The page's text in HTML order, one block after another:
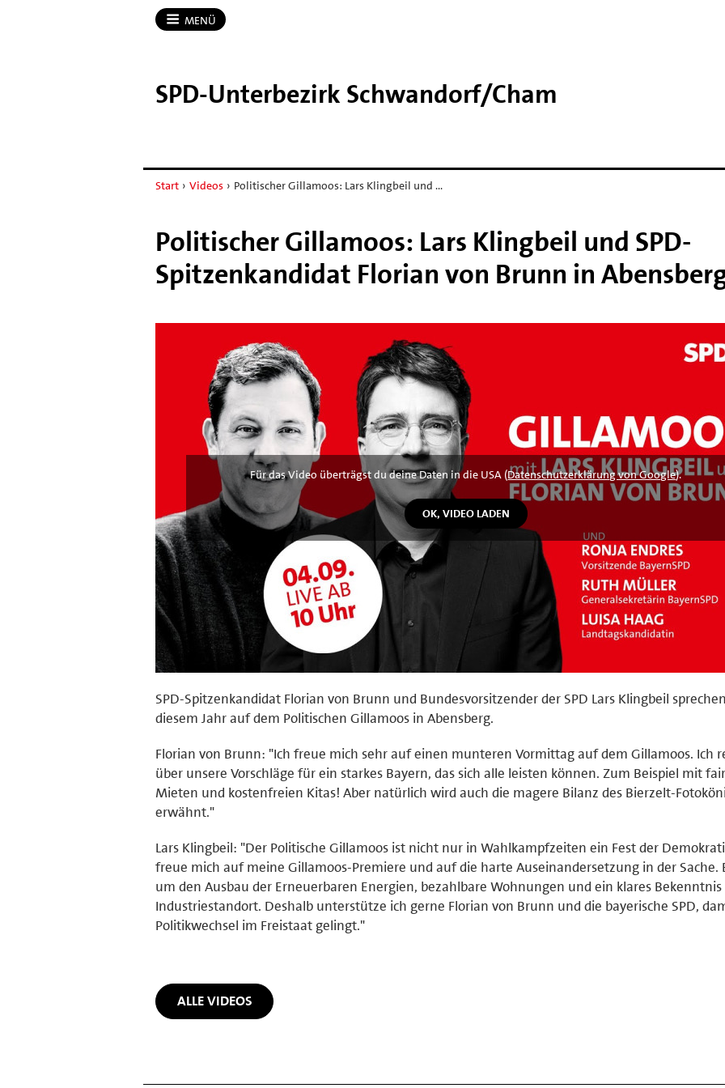
MENÜ
SPD-​Unterbezirk Schwandorf/​Cham
Start › Videos › Politischer Gillamoos: Lars Klingbeil und …
Politischer Gillamoos: Lars Klingbeil und SPD-
Spitzenkandidat Florian von Brunn in
Für das Video überträgst du deine Daten in die USA (Datenschutzerklärung von Google).
SPD-Spitzenkandidat Florian von Brunn und Bundesvorsitzender der SPD Lars Klingbeil
diesem Jahr auf dem Politischen Gillamoos in Abensberg.
Florian von Brunn: "Ich freue mich sehr auf einen munteren Vormittag auf dem Gillamoos. Ich
über unsere Vorschläge für ein starkes Bayern, das sich alle leisten können. Zum Beispiel mit
Mieten und kostenfreien Kitas! Aber natürlich wird auch die magere Bilanz des Bierzelt-
erwähnt."
Lars Klingbeil: "Der Politische Gillamoos ist nicht nur in Wahlkampfzeiten ein Fest der
freue mich auf meine Gillamoos-Premiere und auf die harte Auseinandersetzung in der Sache.
um den Ausbau der Erneuerbaren Energien, bezahlbare Wohnungen und ein klares
Industriestandort. Deshalb unterstütze ich gerne Florian von Brunn und die bayerische SPD,
Politikwechsel im Freistaat gelingt."
ALLE VIDEOS